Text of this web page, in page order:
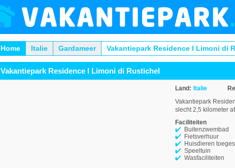
Home Italie Gardameer Vakantiepark Residence I Limoni di
Vakantiepark Residence I Limoni di Rustichel
Land: Italie
Vakantiepark
slecht 2,5 kilometer
Faciliteiten
Buitenzwembad
Fietsverhuur
Huisdieren
Speeltuin
Wasfaciliteiten